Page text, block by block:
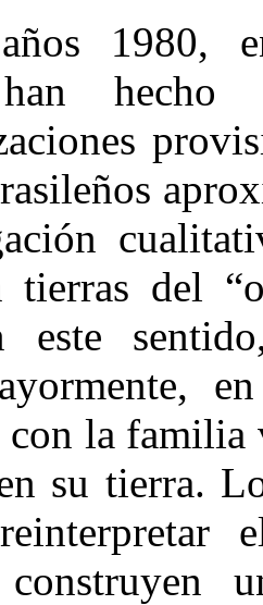
1980,
han
tierras del
este
con la
su tierra.